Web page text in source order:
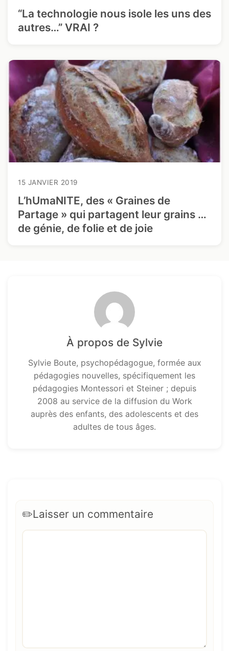
“La technologie nous isole les uns des
autres…” VRAI ?
15 JANVIER 2019
L’hUmaNITE, des « Graines de
Partage » qui partagent leur grains …
de génie, de folie et de joie
À propos de Sylvie
Sylvie Boute, psychopédagogue, formée aux
pédagogies nouvelles, spécifiquement les
pédagogies Montessori et Steiner ; depuis
2008 au service de la diffusion du Work
auprès des enfants, des adolescents et des
adultes de tous âges.
Laisser un commentaire